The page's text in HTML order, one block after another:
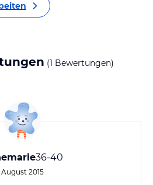
(1 Bewertungen)
36-40
August 2015